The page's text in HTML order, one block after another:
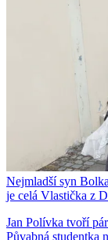
Nejmladší syn
je celá Vlastička z
Jan Polívka tvoří
Půvabná studentka